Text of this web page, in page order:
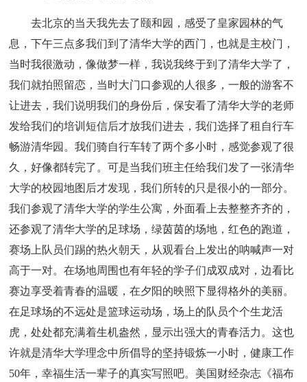
去北京的当天我先去了颐和园，感受了皇家园林的气
息，下午三点多我们到了清华大学的西门，也就是主校门，
当时我很激动，像做梦一样，我说我终于到了清华大学了，
我们就拍照留恋，当时大门口参观的人很多，一般的游客不
让进去，我们说明我们的身份后，保安看了清华大学的老师
发给我们的培训短信后才放我们进去，我们选择了租自行车
畅游清华园。我们骑自行车转了两个多小时，感觉参观了很
久，好像都转完了。可是当我们班主任给我们发了一张清华
大学的校园地图后才发现，我们所转的只是很小的一部分。
我们参观了清华大学的学生公寓，外面看上去整整齐齐的，
还参观了清华大学的足球场，绿茵茵的场地，红色的跑道，
赛场上队员们踢的热火朝天，从观看台上发出的呐喊声一对
高于一对。在场地周围也有年轻的学子们成双成对，边看比
赛边享受着青春的温暖，在夕阳的映照下显得格外的美丽。
在足球场的不远处是篮球运动场，场上的队员个个生龙活
虎，处处都充满着生机盎然，显示出强大的青春活力。这也
许就是清华大学理念中所倡导的坚持锻炼一小时，健康工作
50年，幸福生活一辈子的真实写照吧。美国财经杂志《福布